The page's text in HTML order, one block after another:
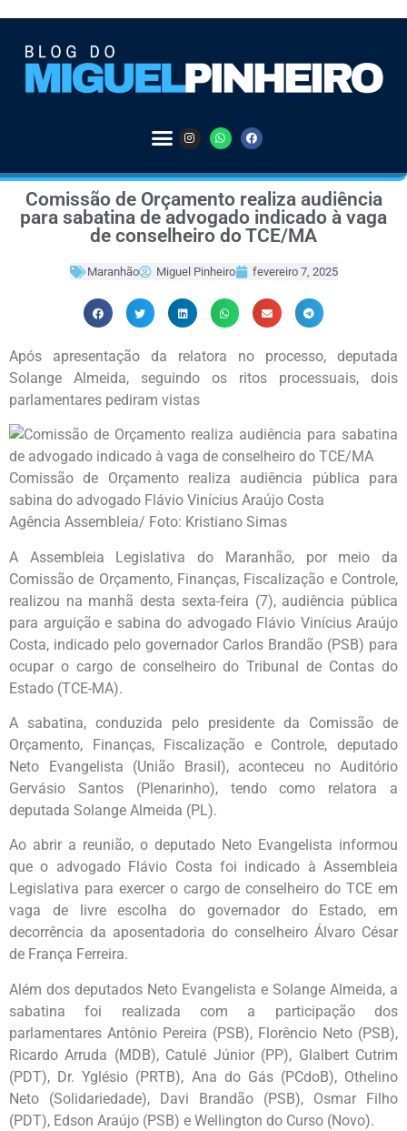
Comissão de Orçamento realiza audiência
para sabatina de advogado indicado à vaga
de conselheiro do TCE/MA
Maranhão Miguel Pinheiro fevereiro 7, 2025
Após apresentação da relatora no processo, deputada
Solange Almeida, seguindo os ritos processuais, dois
parlamentares pediram vistas
Comissão de Orçamento realiza audiência pública para
sabina do advogado Flávio Vinícius Araújo Costa
Agência Assembleia/ Foto: Kristiano Simas
A Assembleia Legislativa do Maranhão, por meio da
Comissão de Orçamento, Finanças, Fiscalização e Controle,
realizou na manhã desta sexta-feira (7), audiência pública
para arguição e sabina do advogado Flávio Vinícius Araújo
Costa, indicado pelo governador Carlos Brandão (PSB) para
ocupar o cargo de conselheiro do Tribunal de Contas do
Estado (TCE-MA).
A sabatina, conduzida pelo presidente da Comissão de
Orçamento, Finanças, Fiscalização e Controle, deputado
Neto Evangelista (União Brasil), aconteceu no Auditório
Gervásio Santos (Plenarinho), tendo como relatora a
deputada Solange Almeida (PL).
Ao abrir a reunião, o deputado Neto Evangelista informou
que o advogado Flávio Costa foi indicado à Assembleia
Legislativa para exercer o cargo de conselheiro do TCE em
vaga de livre escolha do governador do Estado, em
decorrência da aposentadoria do conselheiro Álvaro César
de França Ferreira.
Além dos deputados Neto Evangelista e Solange Almeida, a
sabatina foi realizada com a participação dos
parlamentares Antônio Pereira (PSB), Florêncio Neto (PSB),
Ricardo Arruda (MDB), Catulé Júnior (PP), Glalbert Cutrim
(PDT), Dr. Yglésio (PRTB), Ana do Gás (PCdoB), Othelino
Neto (Solidariedade), Davi Brandão (PSB), Osmar Filho
(PDT), Edson Araújo (PSB) e Wellington do Curso (Novo).